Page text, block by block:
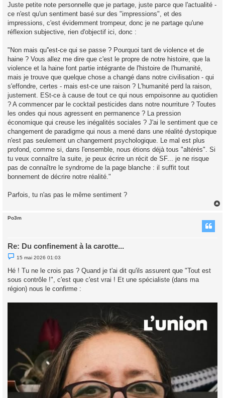
s
a
e
n
l
u
Juste petite note personnelle que je partage, juste parce que l'actualité -
ce n'est qu'un sentiment basé sur des "impressions", et des
impressions, c'est évidemment trompeur, donc je ne partage qu'une
réflexion subjective, rien d'objectif ici, donc :
"Non mais qu''est-ce qui se passe ? Pourquoi tant de violence et de
haine ? Vous allez me dire que c'est le propre de notre histoire, que la
violence et la haine font partie intégrante de l'histoire de l'humanité,
mais je trouve que quelque chose a changé dans notre civilisation - qui
s'effondre, certes - mais est-ce une raison ? L'humanité perd la raison,
justement. ESt-ce à cause de tout ce qui nous empoisonne au quotidien
? A commencer par le cocktail pesticides dans notre nourriture ? Toutes
les ondes qui nous agressent en permanence ? La pression
économique qui creuse les inégalités sociales ? J'ai le sentiment que ce
changement de paradigme qui nous a mené dans une réalité dystopique
n'est pas seulement un changement psychologique. Le mal est plus
profond, comme si, dans l'ensemble, nous étions déjà tous "altérés". Si
tu veux connaître la suite, je peux écrire un récit de SF... je ne risque
pas de connaître le syndrome de la page blanche : il suffit tout
bonnement de décrire notre réalité."
Parfois, tu n'as pas le même sentiment ?
Po3m
Re: Du confinement à la carotte...
M
e
s
s
a
g
e
o
15 mai 2026 01:03
Hé ! Tu ne le crois pas ? Quand je t'ai dit qu'ils assurent que "Tout est
sous contrôle !", c'est que c'est vrai ! Et une spécialiste (dans ma
région) nous le confirme :